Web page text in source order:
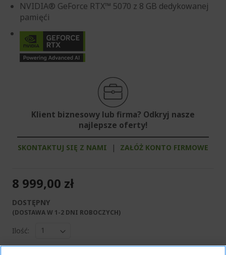
NVIDIA® GeForce RTX™ 5070 z 8 GB dedykowanej
pamięći
Klient biznesowy lub firma? Odkryj nasze
najlepsze oferty!
SKONTAKTUJ SIĘ Z NAMI | ZAŁÓŻ KONTO FIRMOWE
8 999,00 zł
DOSTĘPNY
(DOSTAWA W 1-2 DNI ROBOCZYCH)​
Ilość: